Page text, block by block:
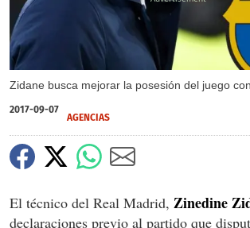
Zidane busca mejorar la posesión del juego
2017-09-07
AGENCIAS
El técnico del Real Madrid, Zinedine
declaraciones previo al partido que